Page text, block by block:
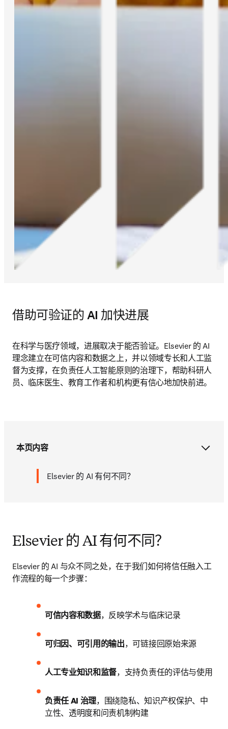
借助可验证的 AI 加快进展
在科学与医疗领域，进展取决于能否验证。Elsevier 的 AI
理念建立在可信内容和数据之上，并以领域专长和人工监
督为支撑，在负责任人工智能原则的治理下，帮助科研人
员、临床医生、教育工作者和机构更有信心地加快前进。
本页内容
Elsevier 的 AI 有何不同？
Elsevier 的 AI 有何不同？
Elsevier 的 AI 与众不同之处，在于我们如何将信任融入工
作流程的每一个步骤：
可信内容和数据，反映学术与临床记录
可归因、可引用的输出，可链接回原始来源
人工专业知识和监督，支持负责任的评估与使用
负责任 AI 治理，围绕隐私、知识产权保护、中
立性、透明度和问责机制构建